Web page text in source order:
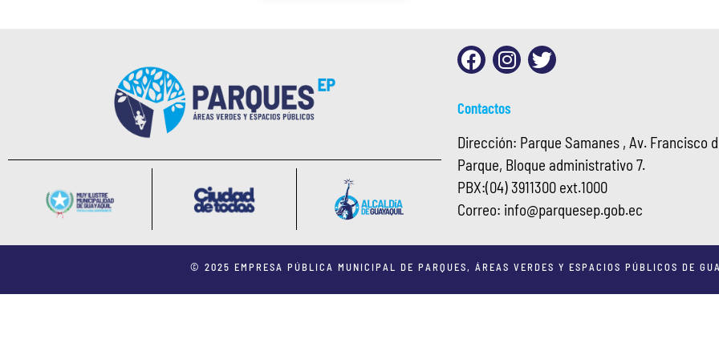
Contactos
Dirección: Parque Samanes , Av. Francisco
Parque, Bloque administrativo 7.
PBX:(04) 3911300 ext.1000
Correo: info@parquesep.gob.ec
© 2025 EMPRESA PÚBLICA MUNICIPAL DE PARQUES, ÁREAS VERDES Y ESPACIOS PÚBLICOS DE